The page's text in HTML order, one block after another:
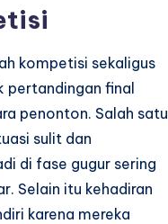
kompetisi sekaligus
final
penonton. Salah satu
sulit dan
di fase gugur sering
Selain itu kehadiran
karena mereka